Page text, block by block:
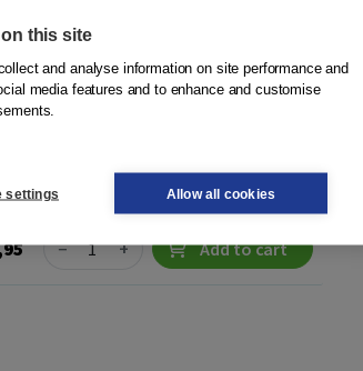
een breed overzicht van toets- en
In het boek staan zes thema’s
More
+ Add to cart
Quantity
− + Add to cart
this site
and analyse information on site performance and
media features and to enhance and customise
settings Allow all cookies